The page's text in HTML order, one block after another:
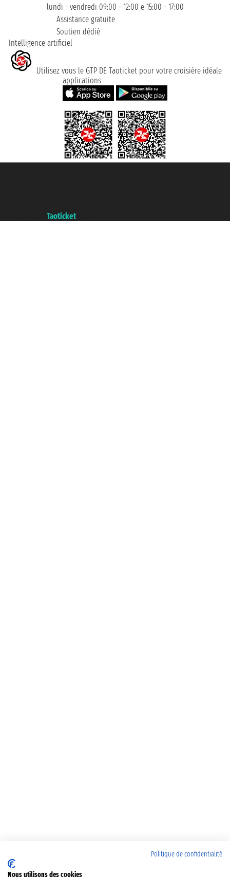
lundi - vendredi 09:00 - 12:00 e 15:00 - 17:00
Assistance gratuite
Soutien dédié
Intelligence artificiel
Utilisez vous le GTP DE Taoticket pour votre croisière idéale
applications
Taoticket
Politique de confidentialité
Nous utilisons des cookies